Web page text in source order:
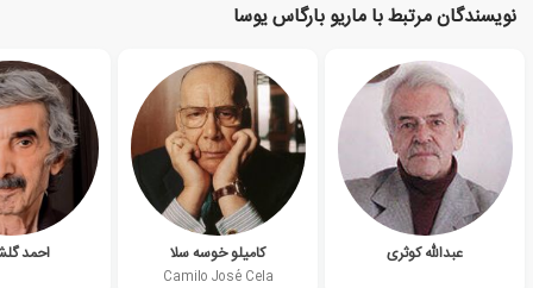
نویسندگان مرتبط با ماریو بارگاس یوسا
عبدالله کوثری کامیلو خوسه سلا
Camilo José Cela
احمد